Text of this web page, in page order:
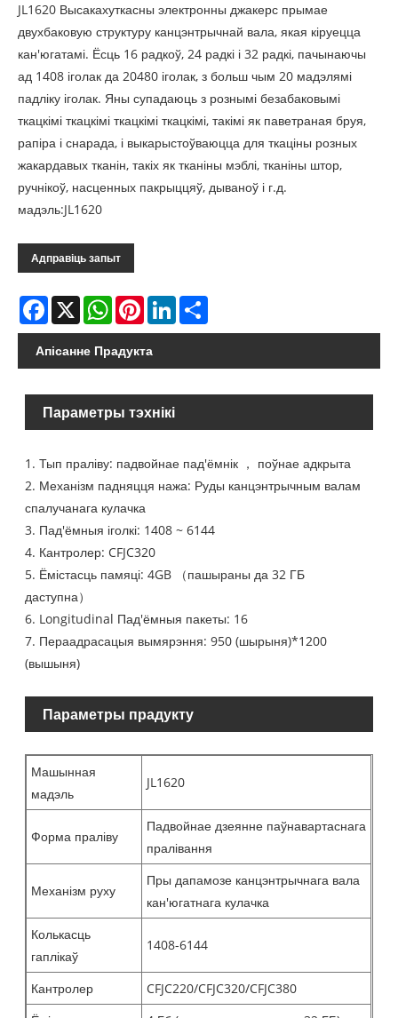
JL1620 Высакахуткасны электронны джакерс прымае
двухбаковую структуру канцэнтрычнай вала, якая кіруецца
кан'югатамі. Ёсць 16 радкоў, 24 радкі і 32 радкі, пачынаючы
ад 1408 іголак да 20480 іголак, з больш чым 20 мадэлямі
падліку іголак. Яны супадаюць з рознымі безабаковымі
ткацкімі ткацкімі ткацкімі ткацкімі, такімі як паветраная бруя,
рапіра і снарада, і выкарыстоўваюцца для ткаціны розных
жакардавых тканін, такіх як тканіны мэблі, тканіны штор,
ручнікоў, насценных пакрыццяў, дываноў і г.д.
мадэль:JL1620
Адправіць запыт
Facebook
X WhatsAppPinterestLinkedIn
Апісанне Прадукта
Параметры тэхнікі
1. Тып праліву: падвойнае пад'ёмнік ， поўнае адкрыта
2. Механізм падняцця нажа: Руды канцэнтрычным валам
спалучанага кулачка
3. Пад'ёмныя іголкі: 1408 ~ 6144
4. Кантролер: CFJC320
5. Ёмістасць памяці: 4GB （пашыраны да 32 ГБ
даступна）
6. Longitudinal Пад'ёмныя пакеты: 16
7. Пераадрасацыя вымярэння: 950 (шырыня)*1200
(вышыня)
Параметры прадукту
Машынная
мадэль
JL1620
Форма праліву
Падвойнае дзеянне паўнавартаснага
пралівання
Механізм руху
Пры дапамозе канцэнтрычнага вала
кан'югатнага кулачка
Колькасць
гаплікаў
1408-6144
Кантролер
CFJC220/CFJC320/CFJC380